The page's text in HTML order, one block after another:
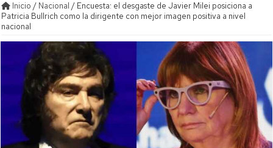
Inicio / Nacional / Encuesta: el desgaste de Javier Milei posiciona a
Patricia Bullrich como la dirigente con mejor imagen positiva a nivel
nacional